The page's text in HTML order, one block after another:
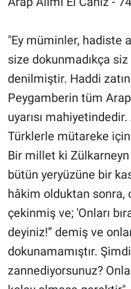
"Ey müminler, hadiste
size dokunmadıkça
denilmiştir. Haddi
Peygamberin tüm
uyarısı
Türklerle mütareke
Bir millet ki
bütün yeryüzüne bir
hâkim olduktan
çekinmiş ve; 'Onları
deyiniz!” demiş ve
dokunamamıştır.
zannediyorsunuz?